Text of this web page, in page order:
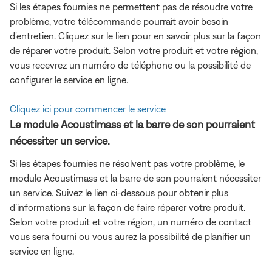
Si les étapes fournies ne permettent pas de résoudre votre
problème, votre télécommande pourrait avoir besoin
d'entretien. Cliquez sur le lien pour en savoir plus sur la façon
de réparer votre produit. Selon votre produit et votre région,
vous recevrez un numéro de téléphone ou la possibilité de
configurer le service en ligne.
Cliquez ici pour commencer le service
Le module Acoustimass et la barre de son pourraient
nécessiter un service.
Si les étapes fournies ne résolvent pas votre problème, le
module Acoustimass et la barre de son pourraient nécessiter
un service. Suivez le lien ci-dessous pour obtenir plus
d’informations sur la façon de faire réparer votre produit.
Selon votre produit et votre région, un numéro de contact
vous sera fourni ou vous aurez la possibilité de planifier un
service en ligne.